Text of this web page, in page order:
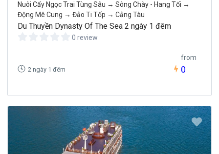
Nuôi Cấy Ngọc Trai Tùng Sâu → Sông Chày - Hang Tối →
Động Mê Cung → Đảo Ti Tốp → Cảng Tàu
Du Thuyền Dynasty Of The Sea 2 ngày 1 đêm
0 review
2 ngày 1 đêm
from
0